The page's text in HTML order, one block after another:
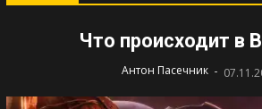
Что происходит в
Антон Пасечник -